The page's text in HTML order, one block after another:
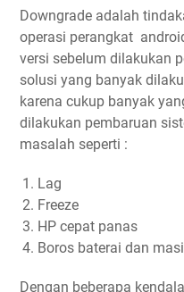
Downgrade adalah
operasi perangkat
versi sebelum dilakukan
solusi yang banyak
karena cukup banyak
dilakukan pembaruan
masalah seperti :
Lag
Freeze
HP cepat panas
Boros baterai dan
Dengan beberapa